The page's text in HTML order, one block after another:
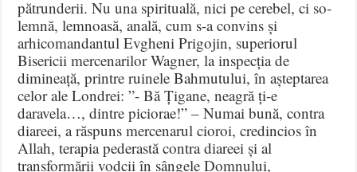
pătrunderii. Nu una spirituală, nici pe cerebel, ci so-
lemnă, lemnoasă, anală, cum s-a convins și
arhicomandantul Evgheni Prigojin, superiorul
Bisericii mercenarilor Wagner, la inspecția de
dimineață, printre ruinele Bahmutului, în așteptarea
celor ale Londrei: ”- Bă Țigane, neagră ți-e
daravela…, dintre piciorae!” – Numai bună, contra
diareei, a răspuns mercenarul cioroi, credincios în
Allah, terapia pederastă contra diareei și al
transformării vodcii în sângele Domnului,